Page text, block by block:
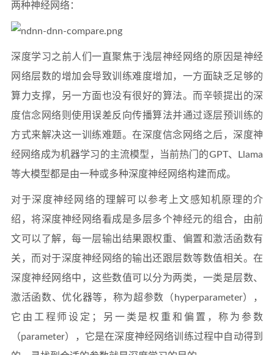
两种神经网络：
深度学习之前人们一直聚焦于浅层神经网络的原因是神经
网络层数的增加会导致训练难度增加，一方面缺乏足够的
算力支撑，另一方面也没有很好的算法。而辛顿提出的深
度信念网络则使用误差反向传播算法并通过逐层预训练的
方式来解决这一训练难题。在深度信念网络之后，深度神
经网络成为机器学习的主流模型，当前热门的GPT、Llama
等大模型都是由一种或多种深度神经网络构建而成。
对于深度神经网络的理解可以参考上文感知机原理的介
绍，将深度神经网络看成是多层多个神经元的组合，由前
文可以了解，每一层输出结果跟权重、偏置和激活函数有
关，而对于深度神经网络的输出还跟层数等数值相关。在
深度神经网络中，这些数值可以分为两类，一类是层数、
激活函数、优化器等，称为超参数（hyperparameter），
它由工程师设定；另一类是权重和偏置，称为参数
（parameter），它是在深度神经网络训练过程中自动得到